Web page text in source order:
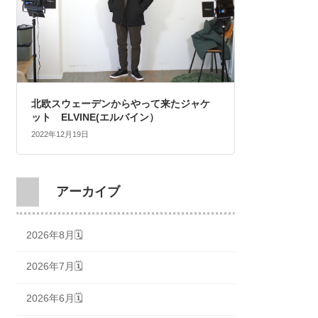
北欧スウェーデンからやって来たジャケ
ット ELVINE(エルバイン）
2022年12月19日
アーカイブ
2026年8月🗓
2026年7月🗓
2026年6月🗓